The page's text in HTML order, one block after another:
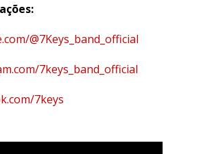
@7Keys_band_official
7keys_band_official
7keys